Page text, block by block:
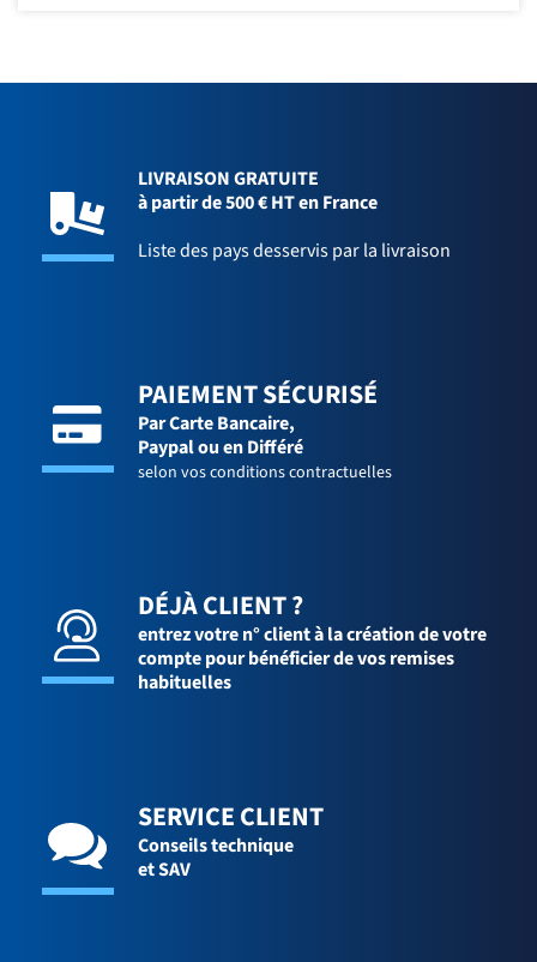
LIVRAISON GRATUITE
à partir de 500 € HT en France
Liste des pays desservis par la livraison
PAIEMENT SÉCURISÉ
Par Carte Bancaire,
Paypal ou en Différé
selon vos conditions contractuelles
DÉJÀ CLIENT ?
entrez votre n° client à la création de votre
compte pour bénéficier de vos remises
habituelles
SERVICE CLIENT
Conseils technique
et SAV